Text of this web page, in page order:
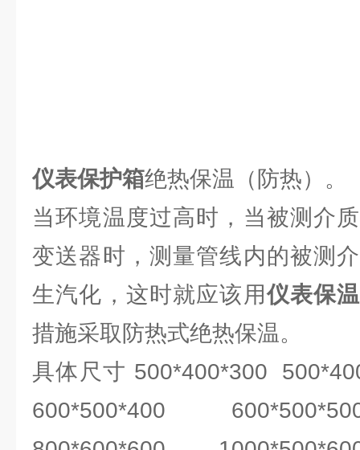
仪表保护箱绝热保温（防热）。
当环境温度过高时，当被测介
变送器时，测量管线内的被测
生汽化，这时就应该用仪表保
措施采取防热式绝热保温。
具体尺寸 500*400*300
600*500*400